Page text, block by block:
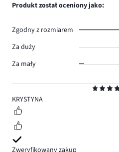
5
KRYSTYNA
Produkt został oceniony jako:
Zgodny z rozmiarem
Za duży
Za mały